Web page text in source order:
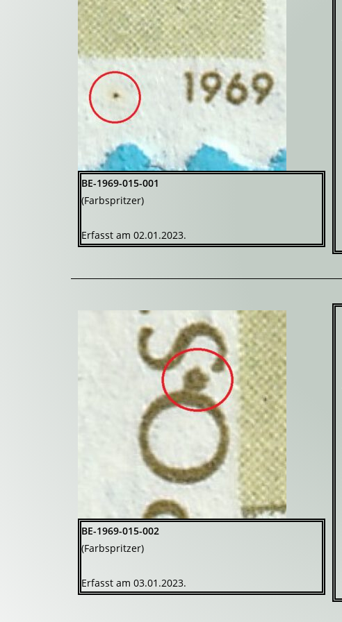
BE-1969-015-001
(Farbspritzer)
Erfasst am 02.01.2023.
BE-1969-015-002
(Farbspritzer)
Erfasst am 03.01.2023.